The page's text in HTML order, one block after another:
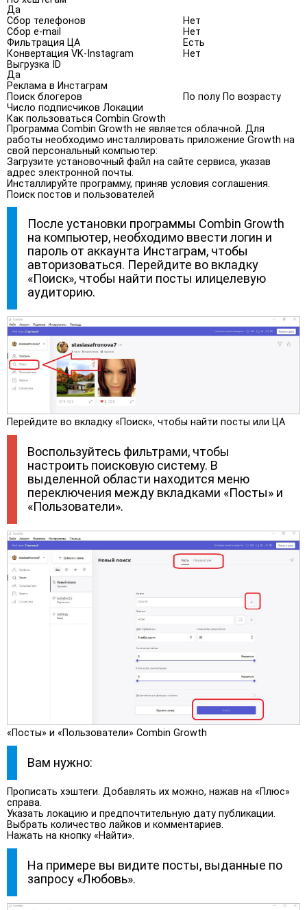
Да
Сбор телефонов
Нет
Сбор e-mail
Нет
Фильтрация ЦА
Есть
Конвертация VK-Instagram
Нет
Выгрузка ID
Да
Реклама в Инстаграм
Поиск блогеров
По полу По возрасту
Число подписчиков Локации
Как пользоваться Combin Growth
Программа Combin Growth не является облачной. Для
работы необходимо инсталлировать приложение Growth на
свой персональный компьютер:
Загрузите установочный файл на сайте сервиса, указав
адрес электронной почты.
Инсталлируйте программу, приняв условия соглашения.
Поиск постов и пользователей
После установки программы Combin Growth
на компьютер, необходимо ввести логин и
пароль от аккаунта Инстаграм, чтобы
авторизоваться. Перейдите во вкладку
«Поиск», чтобы найти посты илицелевую
аудиторию.
Перейдите во вкладку «Поиск», чтобы найти посты или ЦА
Воспользуйтесь фильтрами, чтобы
настроить поисковую систему. В
выделенной области находится меню
переключения между вкладками «Посты» и
«Пользователи».
«Посты» и «Пользователи» Combin Growth
Вам нужно:
Прописать хэштеги. Добавлять их можно, нажав на «Плюс»
справа.
Указать локацию и предпочтительную дату публикации.
Выбрать количество лайков и комментариев.
Нажать на кнопку «Найти».
На примере вы видите посты, выданные по
запросу «Любовь».